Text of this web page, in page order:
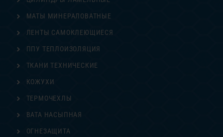
МАТЫ МИНЕРАЛОВАТНЫЕ
ЛЕНТЫ САМОКЛЕЮЩИЕСЯ
ППУ ТЕПЛОИЗОЛЯЦИЯ
ТКАНИ ТЕХНИЧЕСКИЕ
КОЖУХИ
ТЕРМОЧЕХЛЫ
ВАТА НАСЫПНАЯ
ОГНЕЗАЩИТА